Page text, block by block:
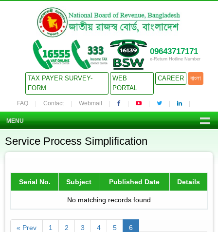
09643717171
e-Return Hotline Number
TAX PAYER SURVEY-
FORM
WEB
PORTAL
CAREER বাংলা
FAQ Contact Webmail
MENU
Service Process Simplification
Serial No. Subject Published Date Details
No matching records found
« Prev 1 2 3 4 5
6